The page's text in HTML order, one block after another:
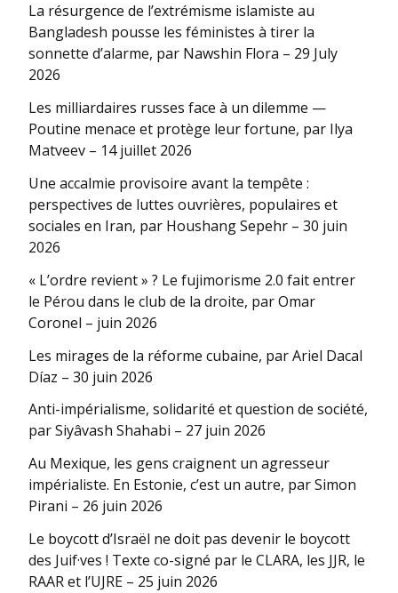
La résurgence de l’extrémisme islamiste au
Bangladesh pousse les féministes à tirer la
sonnette d’alarme, par Nawshin Flora – 29 July
2026
Les milliardaires russes face à un dilemme —
Poutine menace et protège leur fortune, par Ilya
Matveev – 14 juillet 2026
Une accalmie provisoire avant la tempête :
perspectives de luttes ouvrières, populaires et
sociales en Iran, par Houshang Sepehr – 30 juin
2026
« L’ordre revient » ? Le fujimorisme 2.0 fait entrer
le Pérou dans le club de la droite, par Omar
Coronel – juin 2026
Les mirages de la réforme cubaine, par Ariel Dacal
Díaz – 30 juin 2026
Anti-impérialisme, solidarité et question de société,
par Siyâvash Shahabi – 27 juin 2026
Au Mexique, les gens craignent un agresseur
impérialiste. En Estonie, c’est un autre, par Simon
Pirani – 26 juin 2026
Le boycott d’Israël ne doit pas devenir le boycott
des Juif·ves ! Texte co-signé par le CLARA, les JJR, le
RAAR et l’UJRE – 25 juin 2026